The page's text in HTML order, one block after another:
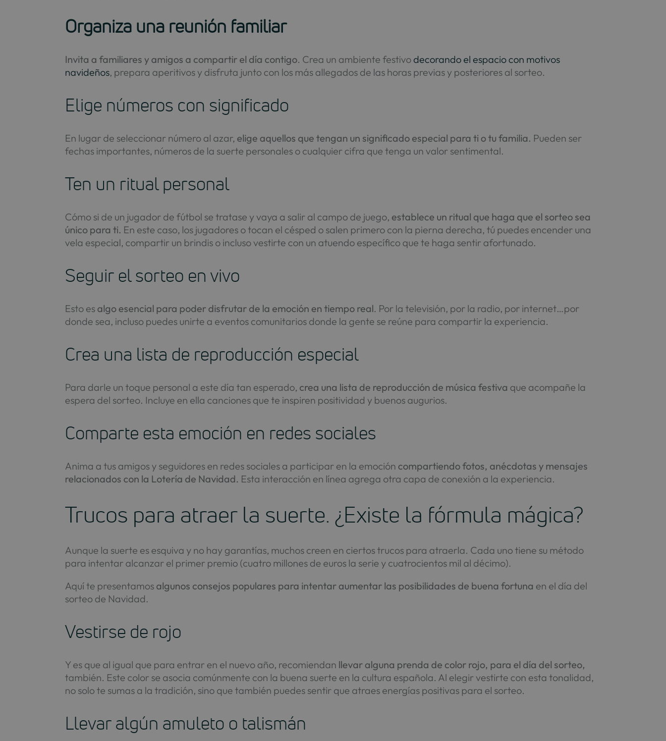
Organiza una reunión familiar
Invita a familiares y amigos a compartir el día contigo. Crea un ambiente festivo decorando el espacio con motivos
navideños, prepara aperitivos y disfruta junto con los más allegados de las horas previas y posteriores al sorteo.
Elige números con significado
En lugar de seleccionar número al azar, elige aquellos que tengan un significado especial para ti o tu familia. Pueden ser
fechas importantes, números de la suerte personales o cualquier cifra que tenga un valor sentimental.
Ten un ritual personal
Cómo si de un jugador de fútbol se tratase y vaya a salir al campo de juego, establece un ritual que haga que el sorteo sea
único para ti. En este caso, los jugadores o tocan el césped o salen primero con la pierna derecha, tú puedes encender una
vela especial, compartir un brindis o incluso vestirte con un atuendo específico que te haga sentir afortunado.
Seguir el sorteo en vivo
Esto es algo esencial para poder disfrutar de la emoción en tiempo real. Por la televisión, por la radio, por internet…por
donde sea, incluso puedes unirte a eventos comunitarios donde la gente se reúne para compartir la experiencia.
Crea una lista de reproducción especial
Para darle un toque personal a este día tan esperado, crea una lista de reproducción de música festiva que acompañe la
espera del sorteo. Incluye en ella canciones que te inspiren positividad y buenos augurios.
Comparte esta emoción en redes sociales
Anima a tus amigos y seguidores en redes sociales a participar en la emoción compartiendo fotos, anécdotas y mensajes
relacionados con la Lotería de Navidad. Esta interacción en línea agrega otra capa de conexión a la experiencia.
Trucos para atraer la suerte. ¿Existe la fórmula mágica?
Aunque la suerte es esquiva y no hay garantías, muchos creen en ciertos trucos para atraerla. Cada uno tiene su método
para intentar alcanzar el primer premio (cuatro millones de euros la serie y cuatrocientos mil al décimo).
Aquí te presentamos algunos consejos populares para intentar aumentar las posibilidades de buena fortuna en el día del
sorteo de Navidad.
Vestirse de rojo
Y es que al igual que para entrar en el nuevo año, recomiendan llevar alguna prenda de color rojo, para el día del sorteo,
también. Este color se asocia comúnmente con la buena suerte en la cultura española. Al elegir vestirte con esta tonalidad,
no solo te sumas a la tradición, sino que también puedes sentir que atraes energías positivas para el sorteo.
Llevar algún amuleto o talismán